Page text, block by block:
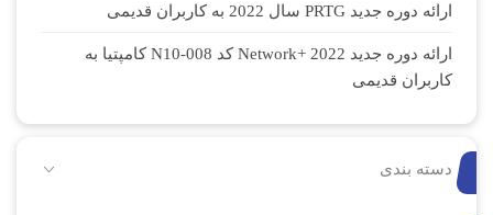
ارائه دوره جدید PRTG سال 2022 به کاربران قدیمی
ارائه دوره جدید Network+ 2022 کد N10-008 کامپتیا به
کاربران قدیمی
دسته بندی